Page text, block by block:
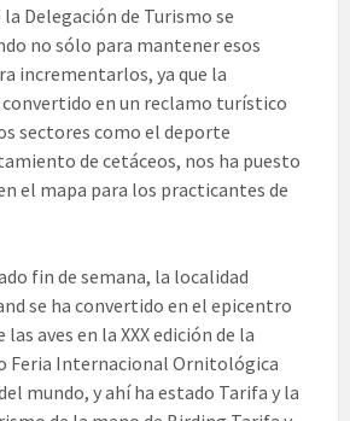
la Delegación de Turismo se
no sólo para mantener esos
incrementarlos, ya que la
en un reclamo turístico
sectores como el deporte
de cetáceos, nos ha puesto
el mapa para los practicantes de
fin de semana, la localidad
se ha convertido en el epicentro
aves en la XXX edición de la
Feria Internacional Ornitológica
mundo, y ahí ha estado Tarifa y la